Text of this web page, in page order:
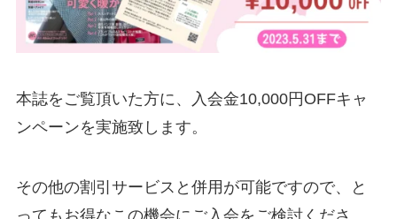
本誌をご覧頂いた方に、入会金10,000円OFFキャ
ンペーンを実施致します。
その他の割引サービスと併用が可能ですので、と
ってもお得なこの機会にご入会をご検討くださ